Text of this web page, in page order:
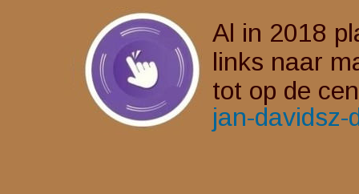
jan-davidsz-
Al in 2018
links naar
tot op de